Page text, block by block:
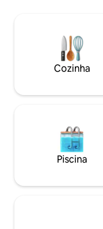
todos os detalhes
perca nosso
de Lovo, cozido no
deliciosa experiência na ilha!
especiais.
Cozinha
Piscina